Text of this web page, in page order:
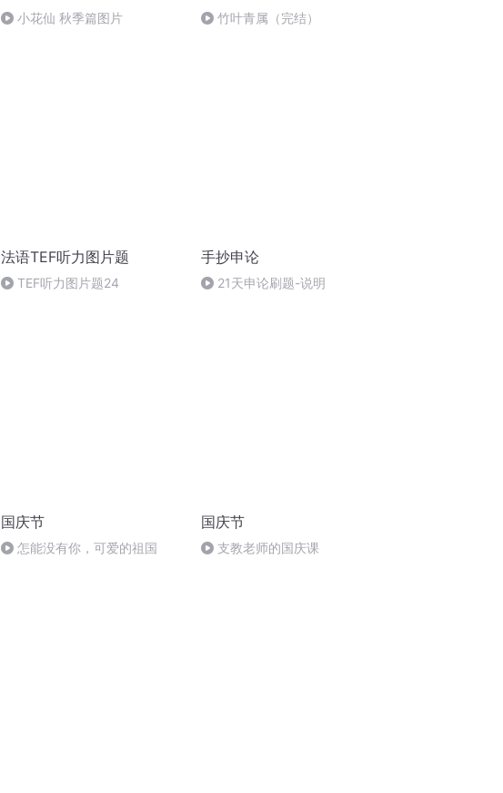
小花仙 秋季篇图片 竹叶青属（完结）
法语TEF听力图片题
TEF听力图片题24
手抄申论
21天申论刷题-说明
国庆节
怎能没有你，可爱的祖国
国庆节
支教老师的国庆课